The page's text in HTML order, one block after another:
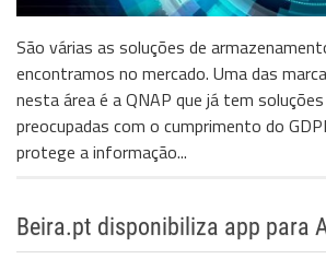
São várias as soluções de
encontramos no mercado. Uma das
nesta área é a QNAP que já tem
preocupadas com o cumprimento do
protege a informação...
Beira.pt disponibiliza app para